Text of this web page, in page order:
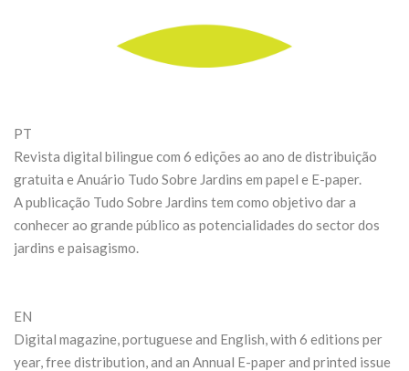
PT
Revista digital bilingue com 6 edições ao ano de distribuição
gratuita e Anuário Tudo Sobre Jardins em papel e E-paper.
A publicação Tudo Sobre Jardins tem como objetivo dar a
conhecer ao grande público as potencialidades do sector dos
jardins e paisagismo.
EN
Digital magazine, portuguese and English, with 6 editions per
year, free distribution, and an Annual E-paper and printed issue